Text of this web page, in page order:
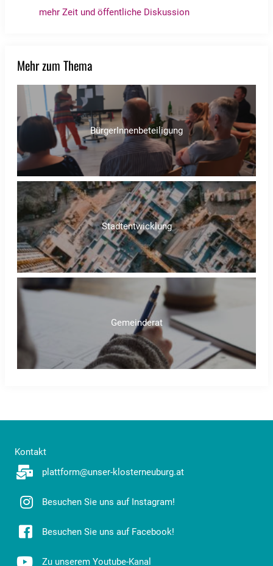
mehr Zeit und öffentliche Diskussion
Mehr zum Thema
BürgerInnenbeteiligung
Stadtentwicklung
Gemeinderat
Kontakt
plattform@unser-klosterneuburg.at
Besuchen Sie uns auf Instagram!
Besuchen Sie uns auf Facebook!
Zu unserem Youtube-Kanal